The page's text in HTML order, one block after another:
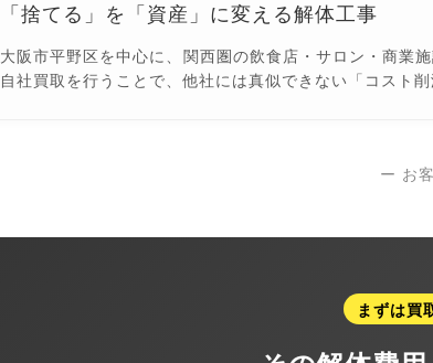
「捨てる」を「資産」に変える解体工事
大阪市平野区を中心に、関西圏の飲食店・サロン・商業
自社買取を行うことで、他社には真似できない「コスト削
ー お
まずは買